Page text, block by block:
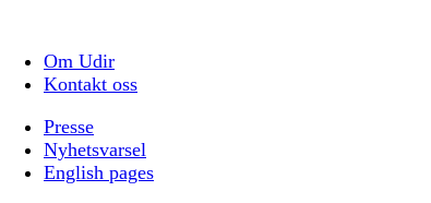
Om Udir
Kontakt oss
Presse
Nyhetsvarsel
English pages